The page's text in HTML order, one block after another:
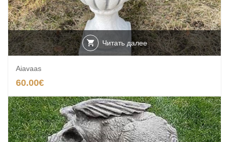
Читать далее
Aiavaas
60.00€